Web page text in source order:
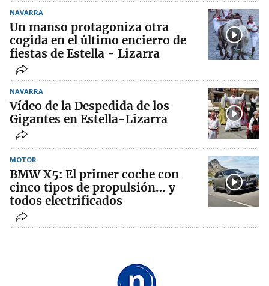
NAVARRA
Un manso protagoniza otra
cogida en el último encierro de
fiestas de Estella - Lizarra
NAVARRA
Vídeo de la Despedida de los
Gigantes en Estella-Lizarra
MOTOR
BMW X5: El primer coche con
cinco tipos de propulsión… y
todos electrificados